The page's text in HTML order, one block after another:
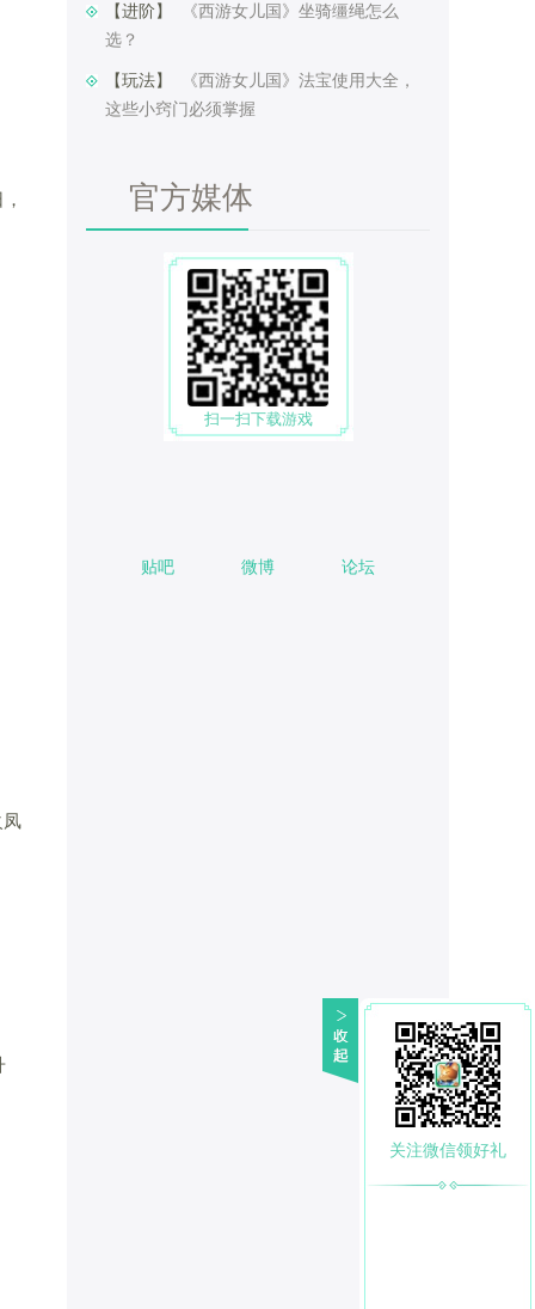
凤
【进阶】 ​
《西游女儿国》坐骑缰绳怎么
选？
【玩法】 ​
《西游女儿国》法宝使用大全，
这些小窍门必须掌握
官方媒体
扫一扫下载游戏
贴吧 微博 论坛
关注微信领好礼